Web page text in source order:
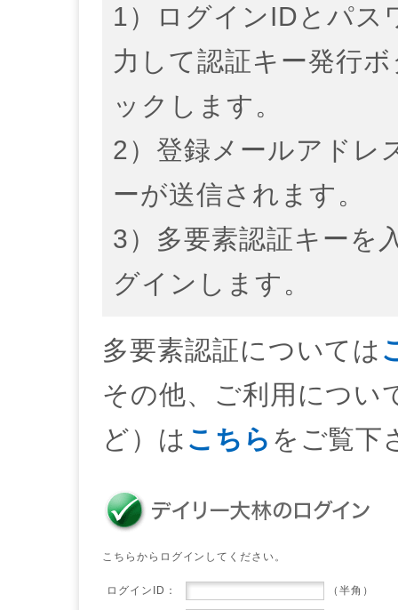
1）ログインIDとパス
力して認証キー発行
ックします。
2）登録メールアドレ
ーが送信されます。
3）多要素認証キーを
グインします。
多要素認証については
その他、ご利用につい
ど）は こちら をご覧下
こちらからログインしてください。
ログインID： （半角）